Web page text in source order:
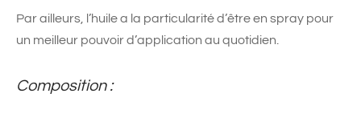
Par ailleurs, l’huile a la particularité d’être en spray pour
un meilleur pouvoir d’application au quotidien.
Composition :